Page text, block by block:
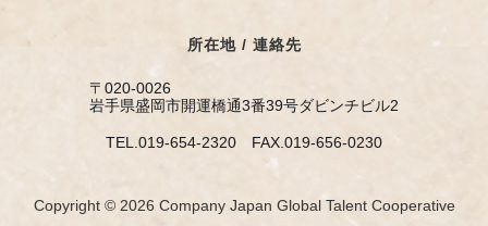
所在地 / 連絡先
〒020-0026
岩手県盛岡市開運橋通3番39号ダビンチビル2
TEL.019-654-2320 FAX.019-656-0230
Copyright © 2026 Company Japan Global Talent Cooperative